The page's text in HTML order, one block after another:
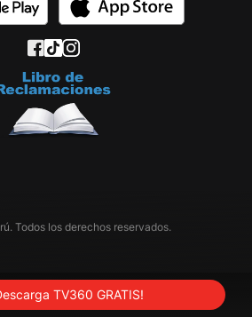
Todos los derechos reservados.
TV360 GRATIS!